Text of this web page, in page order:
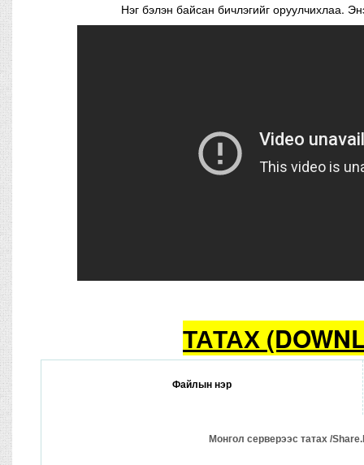
Нэг бэлэн байсан бичлэгийг оруулчихлаа.
ТАТАХ
Файлын нэр
Монгол серверээс татах /